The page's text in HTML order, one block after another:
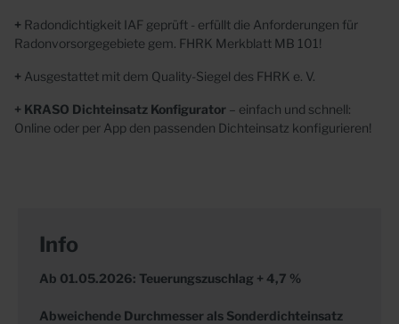
+ Radondichtigkeit IAF geprüft - erfüllt die Anforderungen für
Radonvorsorgegebiete gem. FHRK Merkblatt MB 101!
+ Ausgestattet mit dem Quality-Siegel des FHRK e. V.
+ KRASO Dichteinsatz Konfigurator – einfach und schnell:
Online oder per App den passenden Dichteinsatz konfigurieren!
Info
Ab 01.05.2026: Teuerungszuschlag + 4,7 %
Abweichende Durchmesser als Sonderdichteinsatz